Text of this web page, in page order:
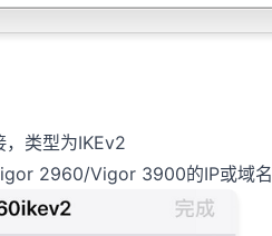
类型为IKEv2
2960/Vigor 3900的IP或域名